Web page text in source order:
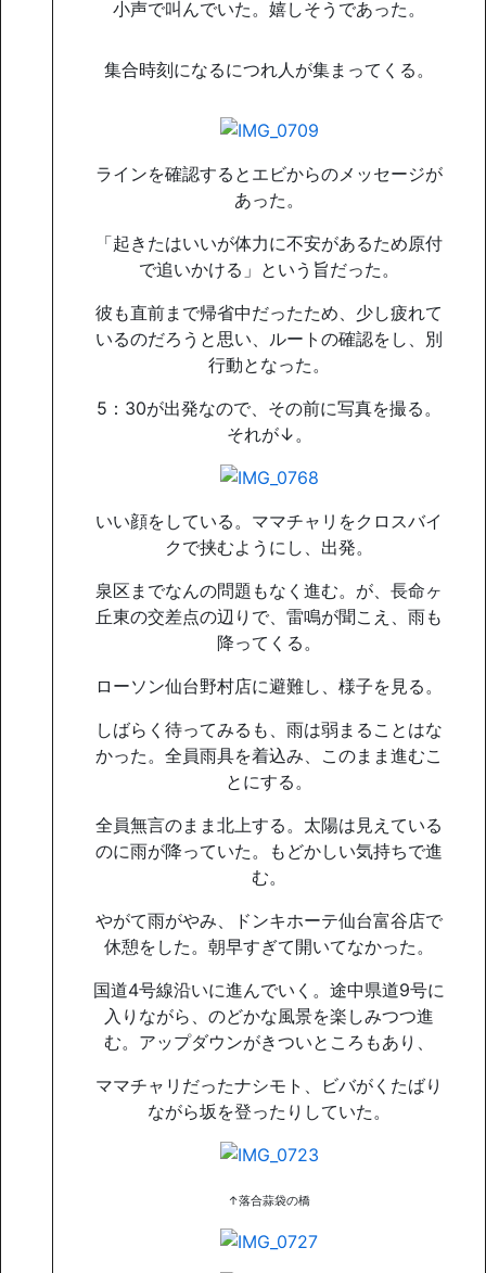
小声で叫んでいた。嬉しそうであった。
集合時刻になるにつれ人が集まってくる。
ラインを確認するとエビからのメッセージが
あった。
「起きたはいいが体力に不安があるため原付
で追いかける」という旨だった。
彼も直前まで帰省中だったため、少し疲れて
いるのだろうと思い、ルートの確認をし、別
行動となった。
5：30が出発なので、その前に写真を撮る。
それが↓。
いい顔をしている。ママチャリをクロスバイ
クで挟むようにし、出発。
泉区までなんの問題もなく進む。が、長命ヶ
丘東の交差点の辺りで、雷鳴が聞こえ、雨も
降ってくる。
ローソン仙台野村店に避難し、様子を見る。
しばらく待ってみるも、雨は弱まることはな
かった。全員雨具を着込み、このまま進むこ
とにする。
全員無言のまま北上する。太陽は見えている
のに雨が降っていた。もどかしい気持ちで進
む。
やがて雨がやみ、ドンキホーテ仙台富谷店で
休憩をした。朝早すぎて開いてなかった。
国道4号線沿いに進んでいく。途中県道9号に
入りながら、のどかな風景を楽しみつつ進
む。アップダウンがきついところもあり、
ママチャリだったナシモト、ビバがくたばり
ながら坂を登ったりしていた。
↑落合蒜袋の橋